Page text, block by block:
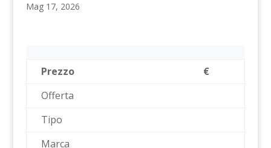
Mag 17, 2026
Prezzo
€
Offerta
Tipo
Marca